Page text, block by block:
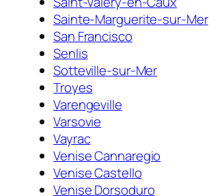
Sainte-Marguerite-sur-Mer
San Francisco
Senlis
Sotteville-sur-Mer
Troyes
Varengeville
Varsovie
Vayrac
Venise Cannaregio
Venise Castello
Venise Dorsoduro